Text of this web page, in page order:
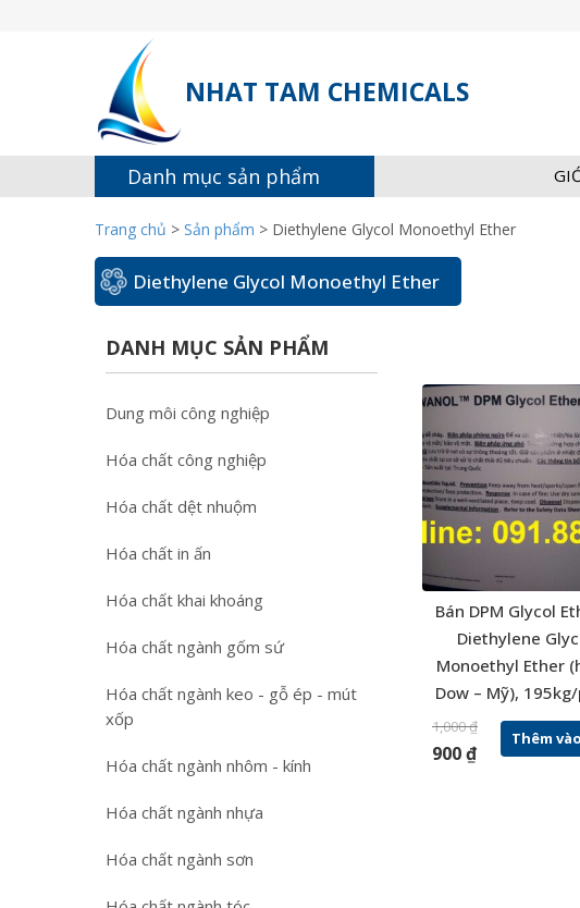
NHAT TAM CHEMICALS
Danh mục sản phẩm
Trang chủ > Sản phẩm > Diethylene Glycol Monoethyl Ether
Diethylene Glycol Monoethyl Ether
Bán DPM Glycol
Diethylene
Monoethyl Ether
Dow – Mỹ),
1,000₫
900₫
Thêm
DANH MỤC SẢN PHẨM
Dung môi công nghiệp
Hóa chất công nghiệp
Hóa chất dệt nhuộm
Hóa chất in ấn
Hóa chất khai khoáng
Hóa chất ngành gốm sứ
Hóa chất ngành keo - gỗ ép - mút
xốp
Hóa chất ngành nhôm - kính
Hóa chất ngành nhựa
Hóa chất ngành sơn